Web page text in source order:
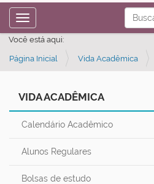
Busca
Toggle navigation
Você está aqui:
Página Inicial Vida Acadêmica
VIDA ACADÊMICA
Calendário Acadêmico
Alunos Regulares
Bolsas de estudo